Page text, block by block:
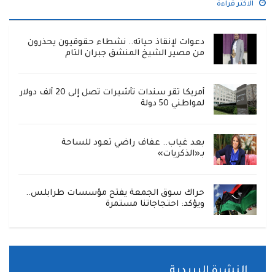
الاكثر قراءة
دعوات لإنقاذ حياته.. نشطاء حقوقيون يحذرون
من مصير الشيخ المنشق جبران التام
أمريكا تقر سندات تأشيرات تصل إلى 20 ألف دولار
لمواطني 50 دولة
بعد غياب.. عفاف راضي تعود للساحة
بـ«الذكريات»
حراك سوق الجمعة يفتح مؤسسات طرابلس..
ويؤكد: احتجاجاتنا مستمرة